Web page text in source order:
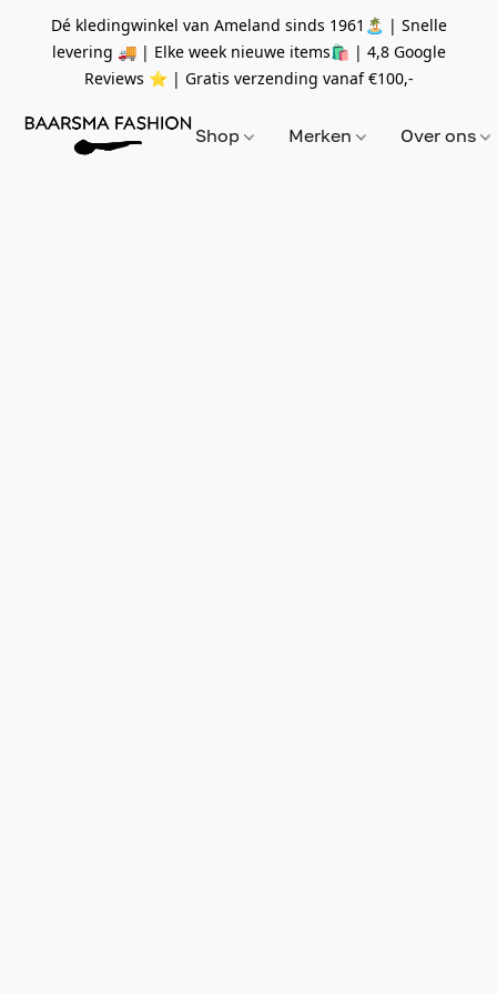
Dé kledingwinkel van Ameland sinds 1961🏝 | Snelle
levering 🚚 | Elke week nieuwe items🛍 | 4,8 Google
Reviews ⭐️ | Gratis verzending vanaf€100,-
Shop Merken Over ons